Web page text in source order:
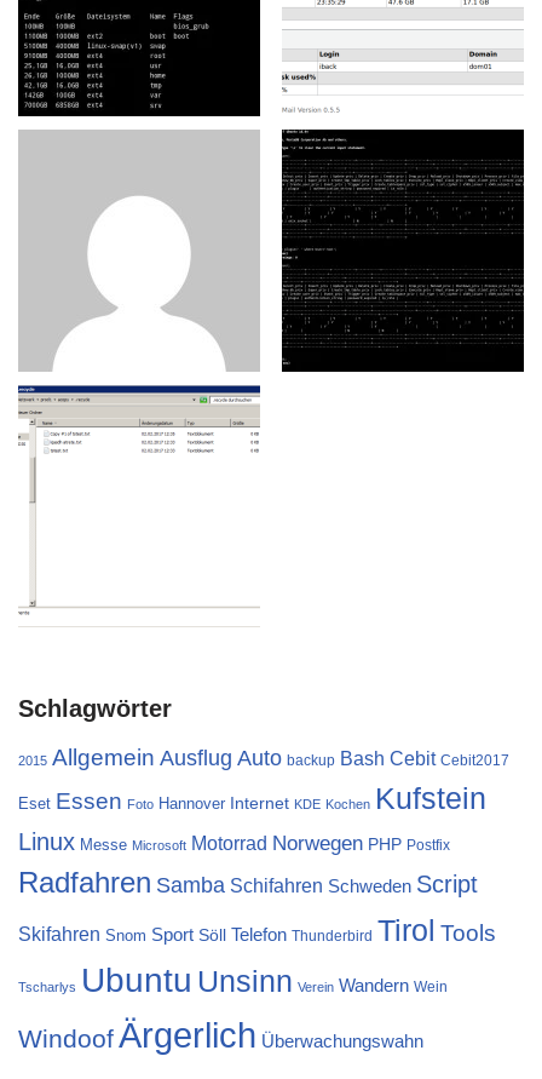
Schlagwörter
2015 Allgemein Ausflug Auto backup Bash Cebit Cebit2017
Eset Essen Foto Hannover Internet KDE Kochen Kufstein
Linux Messe Microsoft Motorrad Norwegen PHP Postfix
Radfahren Samba Schifahren Schweden Script
Skifahren Snom Sport Söll Telefon Thunderbird Tirol Tools
Tscharlys Ubuntu Unsinn Verein Wandern Wein
Windoof Ärgerlich Überwachungswahn